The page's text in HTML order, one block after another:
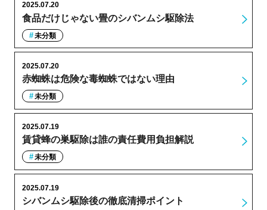
食品だけじゃない畳のシバンムシ駆除法
2025.07.20
未分類
赤蜘蛛は危険な毒蜘蛛ではない理由
2025.07.20
未分類
賃貸蜂の巣駆除は誰の責任費用負担解説
2025.07.19
未分類
シバンムシ駆除後の徹底清掃ポイント
2025.07.19